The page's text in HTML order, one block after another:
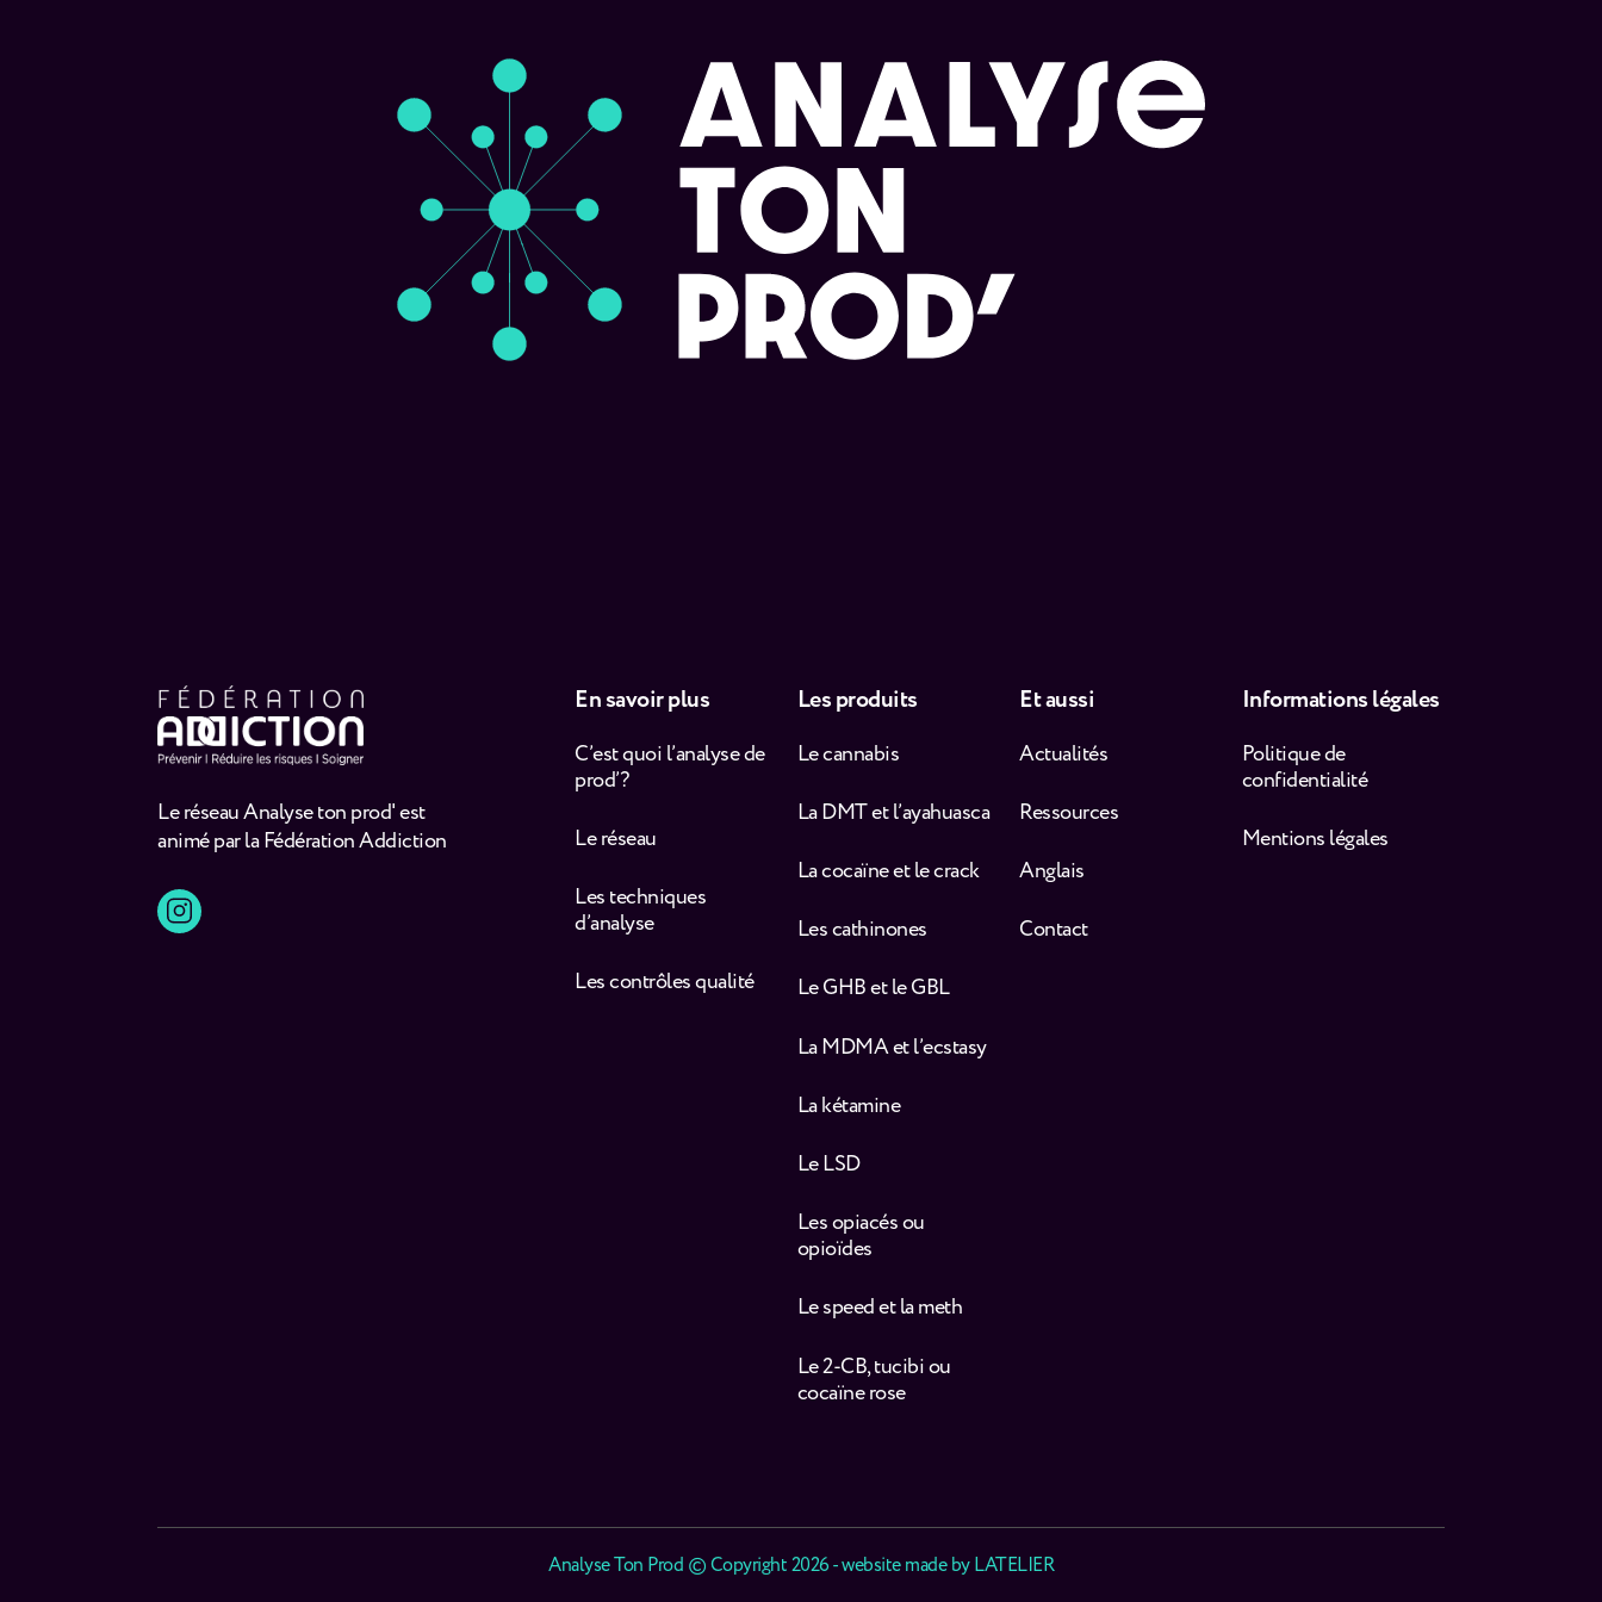
Le réseau Analyse ton prod' est
animé par la Fédération Addiction
En savoir plus
C’est quoi l’analyse de
prod’ ?
Le réseau
Les techniques
d’analyse
Les contrôles qualité
Les produits
Le cannabis
La DMT et l’ayahuasca
La cocaïne et le crack
Les cathinones
Le GHB et le GBL
La MDMA et l’ecstasy
La kétamine
Le LSD
Les opiacés ou
opioïdes
Le speed et la meth
Le 2-CB, tucibi ou
cocaïne rose
Et aussi
Actualités
Ressources
Anglais
Contact
Informations légales
Politique de
confidentialité
Mentions légales
Analyse Ton Prod © Copyright 2026 - website made byLATELIER